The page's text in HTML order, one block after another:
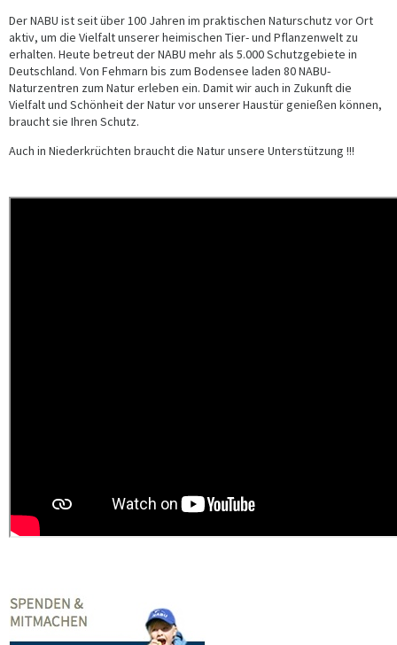
Der NABU ist seit über 100 Jahren im praktischen Naturschutz vor Ort
aktiv, um die Vielfalt unserer heimischen Tier- und Pflanzenwelt zu
erhalten. Heute betreut der NABU mehr als 5.000 Schutzgebiete in
Deutschland. Von Fehmarn bis zum Bodensee laden 80 NABU-
Naturzentren zum Natur erleben ein. Damit wir auch in Zukunft die
Vielfalt und Schönheit der Natur vor unserer Haustür genießen können,
braucht sie Ihren Schutz.
Auch in Niederkrüchten braucht die Natur unsere Unterstützung !!!